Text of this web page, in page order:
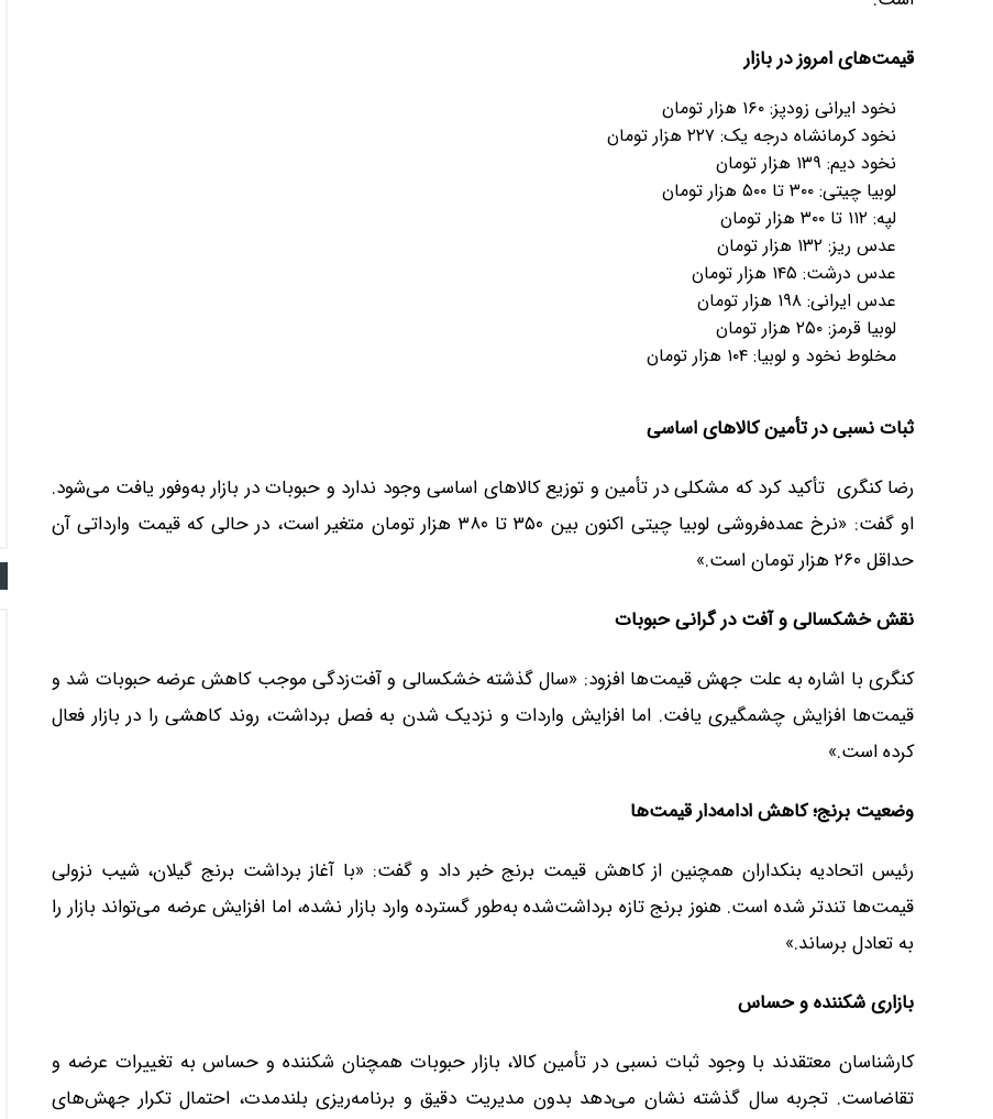
قیمت‌های امروز در بازار
نخود ایرانی زودپز: ۱۶۰ هزار تومان
نخود کرمانشاه درجه یک: ۲۲۷ هزار تومان
نخود دیم: ۱۳۹ هزار تومان
لوبیا چیتی: ۳۰۰ تا ۵۰۰ هزار تومان
لپه: ۱۱۲ تا ۳۰۰ هزار تومان
عدس ریز: ۱۳۲ هزار تومان
عدس درشت: ۱۴۵ هزار تومان
عدس ایرانی: ۱۹۸ هزار تومان
لوبیا قرمز: ۲۵۰ هزار تومان
مخلوط نخود و لوبیا: ۱۰۴ هزار تومان
ثبات نسبی در تأمین کالاهای اساسی
رضا کنگری تأکید کرد که مشکلی در تأمین و توزیع کالاهای اساسی وجود ندارد و حبوبات در بازار به‌وفور یافت می‌شود.
او گفت: «نرخ عمده‌فروشی لوبیا چیتی اکنون بین ۳۵۰ تا ۳۸۰ هزار تومان متغیر است، در حالی که قیمت وارداتی آن
حداقل ۲۶۰ هزار تومان است.»
نقش خشکسالی و آفت در گرانی حبوبات
کنگری با اشاره به علت جهش قیمت‌ها افزود: «سال گذشته خشکسالی و آفت‌زدگی موجب کاهش عرضه حبوبات شد و
قیمت‌ها افزایش چشمگیری یافت. اما افزایش واردات و نزدیک شدن به فصل برداشت، روند کاهشی را در بازار فعال
کرده است.»
وضعیت برنج؛ کاهش ادامه‌دار قیمت‌ها
رئیس اتحادیه بنکداران همچنین از کاهش قیمت برنج خبر داد و گفت: «با آغاز برداشت برنج گیلان، شیب نزولی
قیمت‌ها تندتر شده است. هنوز برنج تازه برداشت‌شده به‌طور گسترده وارد بازار نشده، اما افزایش عرضه می‌تواند بازار را
به تعادل برساند.»
بازاری شکننده و حساس
کارشناسان معتقدند با وجود ثبات نسبی در تأمین کالا، بازار حبوبات همچنان شکننده و حساس به تغییرات عرضه و
تقاضاست. تجربه سال گذشته نشان می‌دهد بدون مدیریت دقیق و برنامه‌ریزی بلندمدت، احتمال تکرار جهش‌های